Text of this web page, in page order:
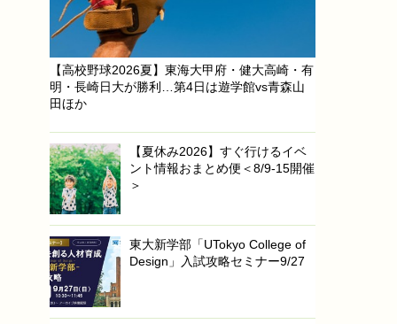
【高校野球2026夏】東海大甲府・健大高崎・有
明・長崎日大が勝利…第4日は遊学館vs青森山
田ほか
【夏休み2026】すぐ行けるイベ
ント情報おまとめ便＜8/9-15開催
＞
東大新学部「UTokyo College of
Design」入試攻略セミナー9/27